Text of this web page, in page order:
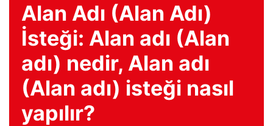
Alan Adı (Alan Adı)
İsteği: Alan adı (Alan
adı) nedir, Alan adı
(Alan adı) isteği nasıl
yapılır?